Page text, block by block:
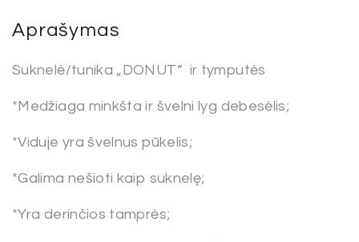
Aprašymas
Suknelė/tunika „DONUT” ir tymputės
*Medžiaga minkšta ir švelni lyg debesėlis;
*Viduje yra švelnus pūkelis;
*Galima nešioti kaip suknelę;
*Yra derinčios tamprės;